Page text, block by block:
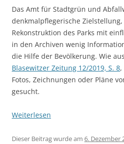
Das Amt für Stadtgrün und
denkmalpflegerische
Rekonstruktion des Parks mit
in den Archiven wenig
die Hilfe der Bevölkerung. Wie
Blasewitzer Zeitung 12/2019, S. 8
Fotos, Zeichnungen oder Pläne
gesucht.
Weiterlesen
Dieser Beitrag wurde am 6. Dezember